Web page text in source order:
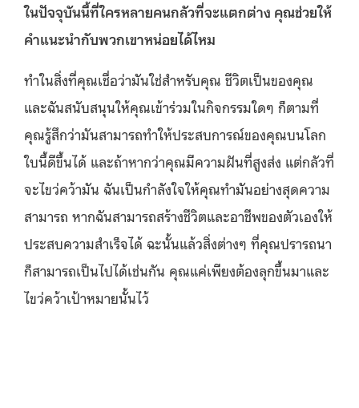
ในปัจจุบันนี้ที่ใครหลายคนกลัวที่จะแตกต่าง คุณช่วยให้
คำแนะนำกับพวกเขาหน่อยได้ไหม
ทำในสิ่งที่คุณเชื่อว่ามันใช่สำหรับคุณ ชีวิตเป็นของคุณ
และฉันสนับสนุนให้คุณเข้าร่วมในกิจกรรมใดๆ ก็ตามที่
คุณรู้สึกว่ามันสามารถทำให้ประสบการณ์ของคุณบนโลก
ใบนี้ดีขึ้นได้ และถ้าหากว่าคุณมีความฝันที่สูงส่ง แต่กลัวที่
จะไขว่คว้ามัน ฉันเป็นกำลังใจให้คุณทำมันอย่างสุดความ
สามารถ หากฉันสามารถสร้างชีวิตและอาชีพของตัวเองให้
ประสบความสำเร็จได้ ฉะนั้นแล้วสิ่งต่างๆ ที่คุณปรารถนา
ก็สามารถเป็นไปได้เช่นกัน คุณแค่เพียงต้องลุกขึ้นมาและ
ไขว่คว้าเป้าหมายนั้นไว้